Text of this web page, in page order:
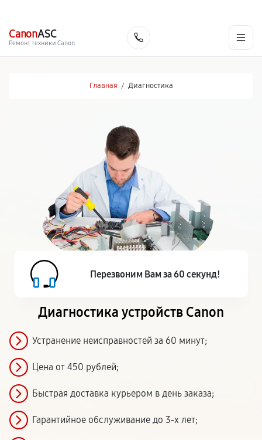
CanonASC
Ремонт техники Canon
Главная / Диагностика
Диагностика устройств Canon
Устранение неисправностей за 60 минут;
Цена от 450 рублей;
Быстрая доставка курьером в день заказа;
Гарантийное обслуживание до 3-х лет;
Перезвоним Вам за 60 секунд!